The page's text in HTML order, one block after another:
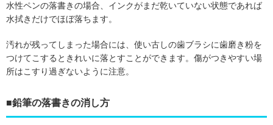
水性ペンの落書きの場合、インクがまだ乾いていない状態であれば
水拭きだけでほぼ落ちます。
汚れが残ってしまった場合には、使い古しの歯ブラシに歯磨き粉を
つけてこするときれいに落とすことができます。傷がつきやすい場
所はこすり過ぎないように注意。
■鉛筆の落書きの消し方